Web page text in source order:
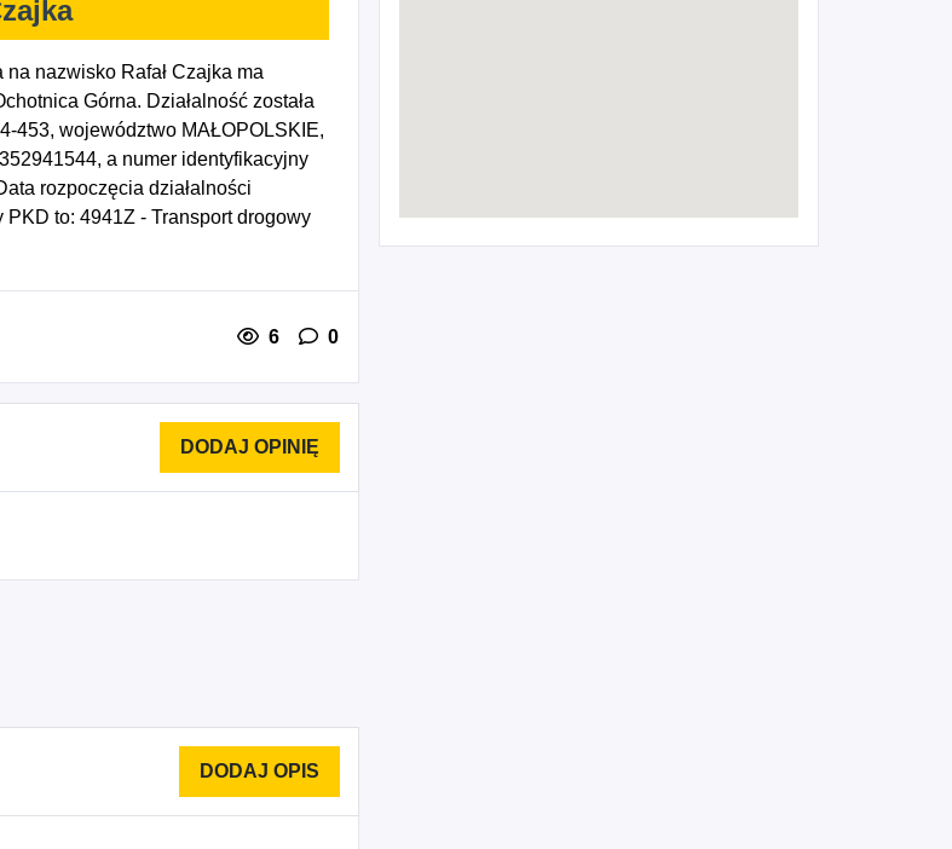
nazwisko Rafał Czajka ma
Górna. Działalność została
453, województwo MAŁOPOLSKIE,
a numer identyfikacyjny
rozpoczęcia działalności
to: 4941Z - Transport drogowy
6 0